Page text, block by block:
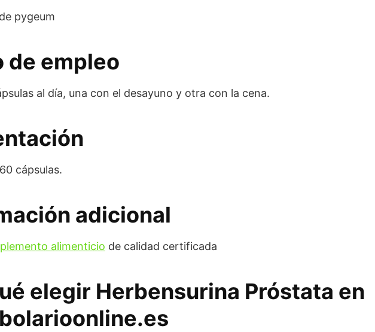
pygeum
de empleo
al día, una con el desayuno y otra con la cena.
cápsulas.
adicional
alimenticio de calidad certificada
elegir Herbensurina Próstata en